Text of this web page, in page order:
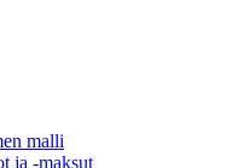
malli
ja -maksut